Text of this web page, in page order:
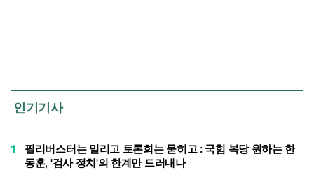
인기기사
1
필리버스터는 밀리고 토론회는 묻히고 : 국힘 복당 원하는 한
동훈, '검사 정치'의 한계만 드러내나